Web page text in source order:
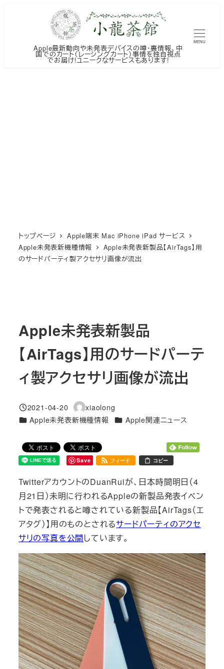
Apple最新動向や未発表デバイスの噂・裏情報、中
国でのカート（レーシングカート）事情を独自視点
でお届け!ユニークなサービスもあります!
MENU
トップページ
Apple端末 Mac iPhone iPad サービス
Apple未発表新機種情報
Apple未発表新製品【AirTags】用
のサードパーティ製アクセサリ画像が流出
Apple未発表新製品
【AirTags】用のサードパーテ
ィ製アクセサリ画像が流出
投稿日
2021-04-20
著
者
xiaolong
カテゴリー
Apple未発表新機種情報 カテゴリー
Apple関連ニュース
Save フィード コピー
TwitterアカウントのDuanRuiが、日本時間明日（4
月21日）未明に行われるAppleの新製品発表イベン
トで発表されると噂されている新製品【AirTags（エ
アタグ）】用のものとされるサードパーティのアクセ
サリの写真を公開しています。